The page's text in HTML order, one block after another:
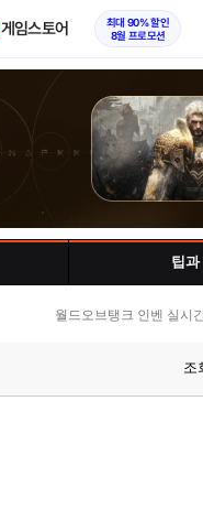
게임스토어
최대 90% 할인
8월 프로모션
팁
월드오브탱크 인벤 실시
조